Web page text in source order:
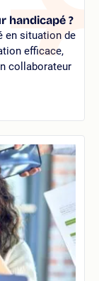
handicapé ?
en situation de
efficace,
collaborateur